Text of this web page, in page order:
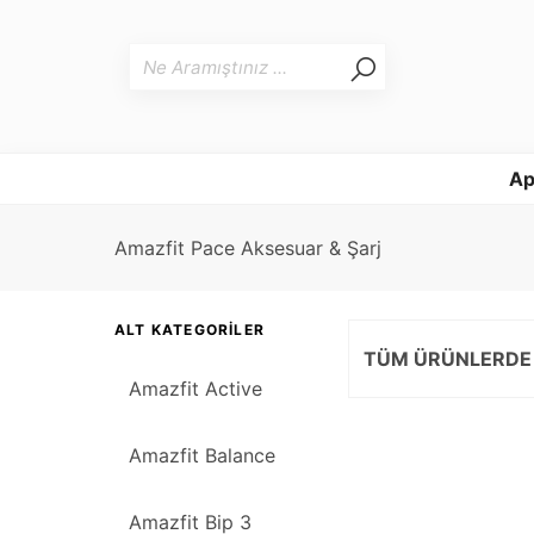
Amazfit Pace Aksesuar & Şarj
ALT KATEGORILER
Amazfit Active
Amazfit Balance
Amazfit Bip 3
TÜM